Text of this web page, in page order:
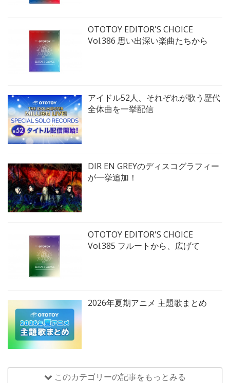
OTOTOY EDITOR'S CHOICE
Vol.386 思い出深い楽曲たちから
アイドル52人、それぞれが歌う歴代
全体曲を一挙配信
DIR EN GREYのディスコグラフィー
が一挙追加！
OTOTOY EDITOR'S CHOICE
Vol.385 フルートから、広げて
2026年夏期アニメ 主題歌まとめ
このカテゴリーの記事をもっとみる